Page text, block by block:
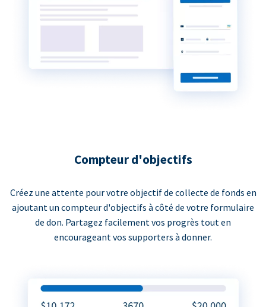
Compteur d'objectifs
Créez une attente pour votre objectif de collecte de fonds en
ajoutant un compteur d'objectifs à côté de votre formulaire
de don. Partagez facilement vos progrès tout en
encourageant vos supporters à donner.